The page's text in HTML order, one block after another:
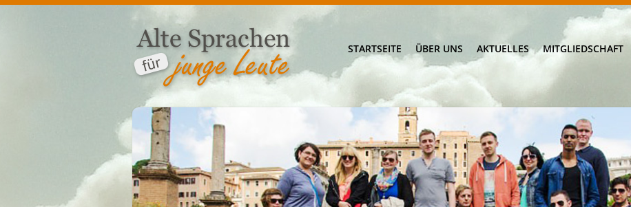
STARTSEITE ÜBER UNS AKTUELLES MITGLIEDSCHAFT